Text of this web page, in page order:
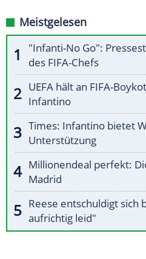
Meistgelesen
"Infanti-No Go":
des FIFA-Chefs
UEFA hält an FIFA-
Infantino
Times: Infantino bietet
Unterstützung
Millionendeal perfekt:
Madrid
Reese entschuldigt sich
aufrichtig leid"